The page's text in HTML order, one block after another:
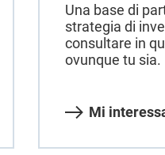
Una base di
strategia di
consultare in
ovunque tu sia.
Mi